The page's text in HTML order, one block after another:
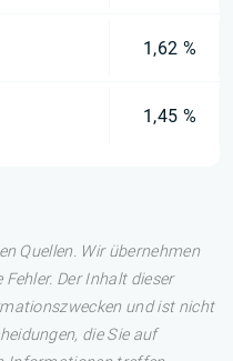
1,62 %
1,45 %
Quellen. Wir übernehmen
Der Inhalt dieser
und ist nicht
die Sie auf